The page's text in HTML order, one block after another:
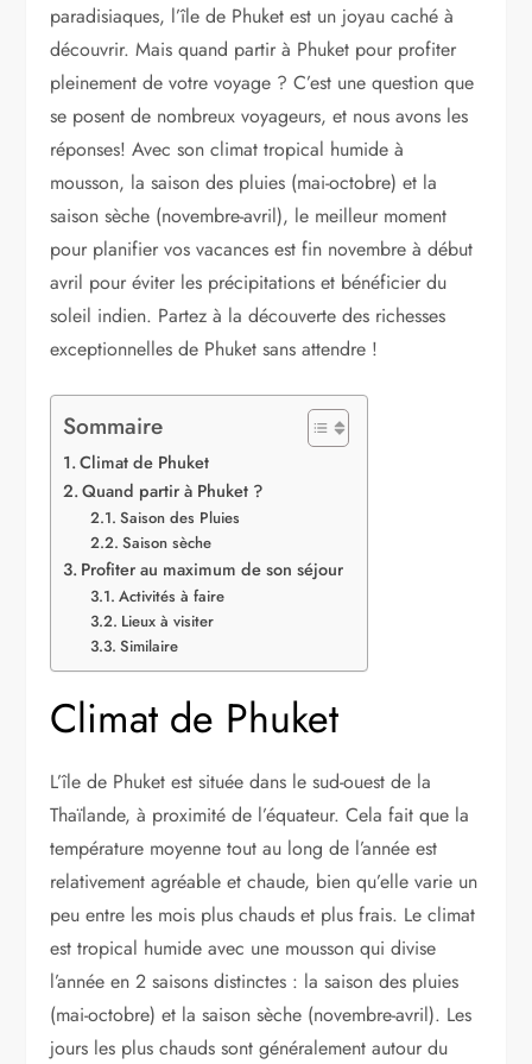
paradisiaques, l’île de Phuket est un joyau caché à
découvrir. Mais quand partir à Phuket pour profiter
pleinement de votre voyage ? C’est une question que
se posent de nombreux voyageurs, et nous avons les
réponses! Avec son climat tropical humide à
mousson, la saison des pluies (mai-octobre) et la
saison sèche (novembre-avril), le meilleur moment
pour planifier vos vacances est fin novembre à début
avril pour éviter les précipitations et bénéficier du
soleil indien. Partez à la découverte des richesses
exceptionnelles de Phuket sans attendre !
Sommaire
Climat de Phuket
Quand partir à Phuket ?
Saison des Pluies
Saison sèche
Profiter au maximum de son séjour
Activités à faire
Lieux à visiter
Similaire
Climat de Phuket
L’île de Phuket est située dans le sud-ouest de la
Thaïlande, à proximité de l’équateur. Cela fait que la
température moyenne tout au long de l’année est
relativement agréable et chaude, bien qu’elle varie un
peu entre les mois plus chauds et plus frais. Le climat
est tropical humide avec une mousson qui divise
l’année en 2 saisons distinctes : la saison des pluies
(mai-octobre) et la saison sèche (novembre-avril). Les
jours les plus chauds sont généralement autour du